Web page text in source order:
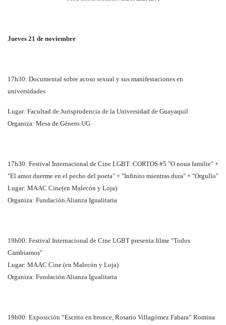
Jueves 21 de noviembre
17h30: Documental sobre acoso sexual y sus manifestaciones en
universidades
Lugar: Facultad de Jurisprudencia de la Universidad de Guayaquil
Organiza: Mesa de Género UG
17h30: Festival Internacional de Cine LGBT: CORTOS #5 "O noua familie" +
"El amor duerme en el pecho del poeta" + "Infinito mientras dura" + "Orgullo"
Lugar: MAAC Cine(en Malecón y Loja)
Organiza: Fundación Alianza Igualitaria
19h00: Festival Internacional de Cine LGBT presenta filme "Todos
Cambiamos"
Lugar: MAAC Cine (en Malecón y Loja)
Organiza: Fundación Alianza Igualitaria
19h00: Exposición “Escrito en bronce, Rosario Villagómez Fabara” Romina